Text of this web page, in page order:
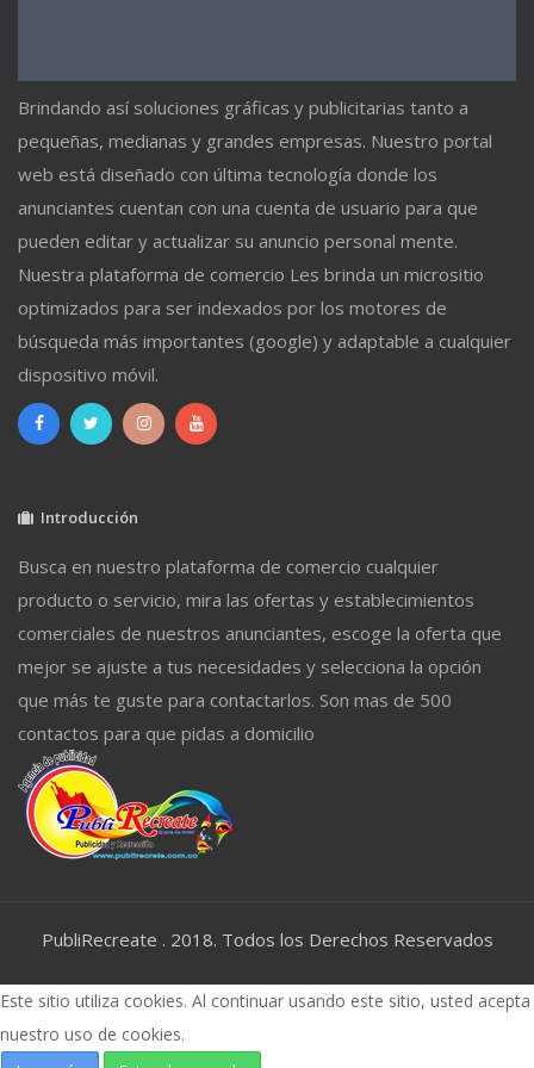
Brindando así soluciones gráficas y publicitarias tanto a
pequeñas, medianas y grandes empresas. Nuestro portal
web está diseñado con última tecnología donde los
anunciantes cuentan con una cuenta de usuario para que
pueden editar y actualizar su anuncio personal mente.
Nuestra plataforma de comercio Les brinda un micrositio
optimizados para ser indexados por los motores de
búsqueda más importantes (google) y adaptable a cualquier
dispositivo móvil.
Introducción
Busca en nuestro plataforma de comercio cualquier
producto o servicio, mira las ofertas y establecimientos
comerciales de nuestros anunciantes, escoge la oferta que
mejor se ajuste a tus necesidades y selecciona la opción
que más te guste para contactarlos. Son mas de 500
contactos para que pidas a domicilio
PubliRecreate . 2018. Todos los Derechos Reservados
Este sitio utiliza cookies. Al continuar usando este sitio, usted acepta
nuestro uso de cookies.